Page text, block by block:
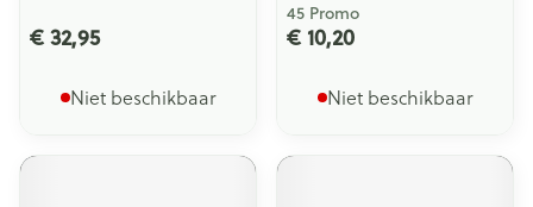
€ 32,95
Niet beschikbaar
45 Promo
€ 10,20
Niet beschikbaar